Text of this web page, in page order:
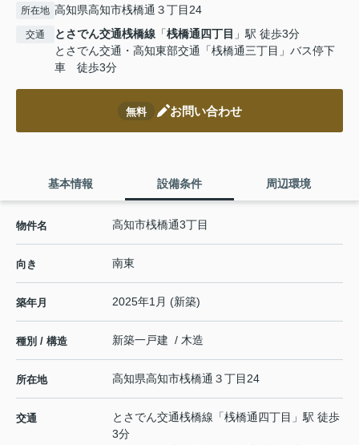
所在地 高知県高知市桟橋通３丁目24
交通 とさでん交通桟橋線 「桟橋通四丁目 」駅 徒歩3分
とさでん交通・高知東部交通「桟橋通三丁目」バス停下
車 徒歩3分
無料 お問い合わせ
基本情報 設備条件 周辺環境
物件名 高知市桟橋通3丁目
向き 南東
築年月 2025年1月 (新築)
種別 / 構造 新築一戸建 / 木造
所在地 高知県高知市桟橋通 ３丁目24
交通 とさでん交通桟橋線 「桟橋通四丁目 」駅 徒歩
3分